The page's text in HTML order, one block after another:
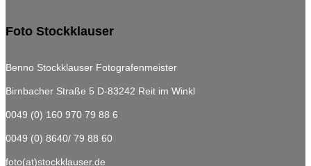
Foto Stockklauser
Benno Stockklauser Fotografenmeister
Birnbacher Straße 5 D-83242 Reit im Winkl
0049 (0) 160 970 79 88 6
0049 (0) 8640/ 79 88 60
foto(at)stockklauser.de